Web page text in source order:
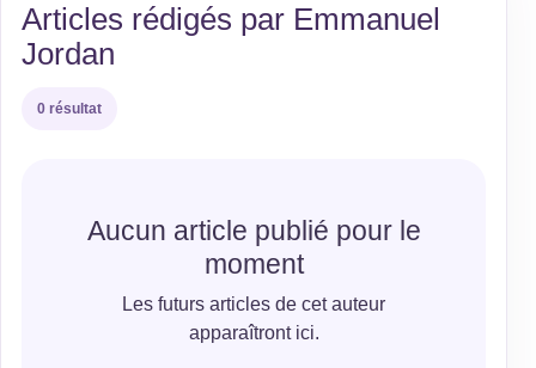
Articles rédigés par Emmanuel
Jordan
0 résultat
Aucun article publié pour le
moment
Les futurs articles de cet auteur
apparaîtront ici.